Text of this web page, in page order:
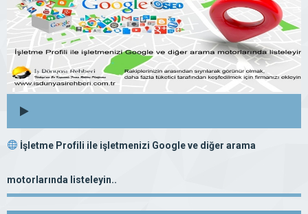
İşletme Profili ile işletmenizi Google ve diğer arama
motorlarında listeleyin..